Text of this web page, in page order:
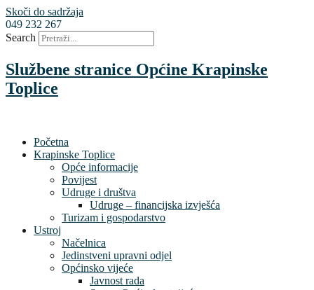
Skoči do sadržaja
049 232 267
Search
Službene stranice Općine Krapinske
Toplice
Početna
Krapinske Toplice
Opće informacije
Povijest
Udruge i društva
Udruge – financijska izvješća
Turizam i gospodarstvo
Ustroj
Načelnica
Jedinstveni upravni odjel
Općinsko vijeće
Javnost rada